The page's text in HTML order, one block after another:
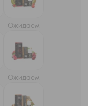
Ожидаем
Ожидаем